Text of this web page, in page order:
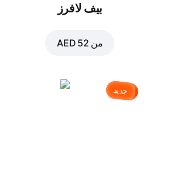
بيف لافرز
من AED 52
جديد